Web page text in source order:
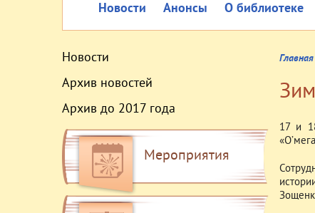
Новости Анонсы О библиотеке
Новости
Архив новостей
Архив до 2017 года
Мероприятия
Главная
17 и